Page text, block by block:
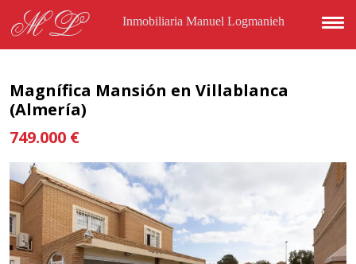
ML Inmobiliaria Manuel Logmanieh
Magnífica Mansión en Villablanca
(Almería)
749.000 €